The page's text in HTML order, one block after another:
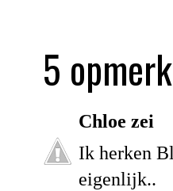
5
Chloe zei
Ik herken
eigenlijk..